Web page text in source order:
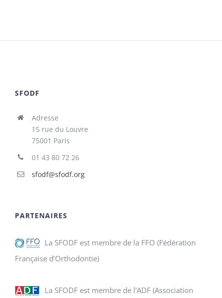
SFODF
Adresse
15 rue du Louvre
75001 Paris
01 43 80 72 26
sfodf@sfodf.org
PARTENAIRES
La SFODF est membre de la FFO (Fédération
Française d’Orthodontie)
La SFODF est membre de l'ADF (Association